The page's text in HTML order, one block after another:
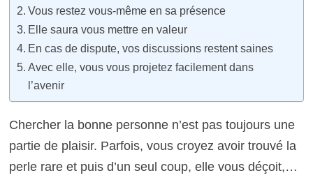
Vous restez vous-même en sa présence
Elle saura vous mettre en valeur
En cas de dispute, vos discussions restent saines
Avec elle, vous vous projetez facilement dans
l’avenir
Chercher la bonne personne n’est pas toujours une
partie de plaisir. Parfois, vous croyez avoir trouvé la
perle rare et puis d’un seul coup, elle vous déçoit,…